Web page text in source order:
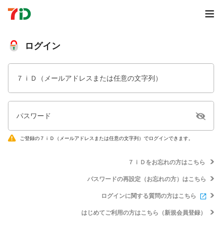
ログイン
７ｉＤ（メールアドレスまたは任意の文字列）
パスワード
ご登録の７ｉＤ（メールアドレスまたは任意の文字列）でログインできます。
７ｉＤをお忘れの方はこちら
パスワードの再設定（お忘れの方）はこちら
ログインに関する質問の方はこちら
はじめてご利用の方はこちら（新規会員登録）